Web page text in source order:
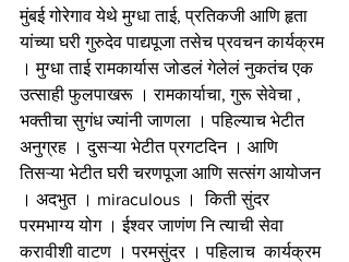
मुंबई गोरेगाव येथे मुग्धा ताई, प्रतिकजी आणि हृता
यांच्या घरी गुरुदेव पाद्यपूजा तसेच प्रवचन कार्यक्रम
। मुग्धा ताई रामकार्यास जोडलं गेलेलं नुकतंच एक
उत्साही फुलपाखरू । रामकार्याचा, गुरू सेवेचा ,
भक्तीचा सुगंध ज्यांनी जाणला । पहिल्याच भेटीत
अनुग्रह । दुसऱ्या भेटीत प्रगटदिन । आणि
तिसऱ्या भेटीत घरी चरणपूजा आणि सत्संग आयोजन
। अदभुत । miraculous ।  किती सुंदर
परमभाग्य योग । ईश्वर जाणंण नि त्याची सेवा
करावीशी वाटण । परमसुंदर । पहिलाच  कार्यक्रम